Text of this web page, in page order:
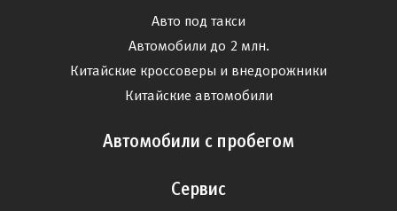
Авто под такси
Автомобили до 2 млн.
Китайские кроссоверы и внедорожники
Китайские автомобили
Автомобили с пробегом
Сервис